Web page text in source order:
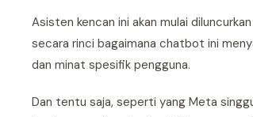
Asisten kencan ini akan mulai
secara rinci bagaimana chatbot ini
dan minat spesifik pengguna.
Dan tentu saja, seperti yang Meta